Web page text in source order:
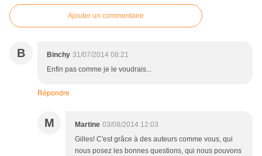
Ajouter un commentaire
B Binchy 31/07/2014 08:21
Enfin pas comme je le voudrais...
Répondre
M Martine 03/08/2014 12:03
Gilles! C'est grâce à des auteurs comme vous, qui
nous posez les bonnes questions, qui nous pouvons